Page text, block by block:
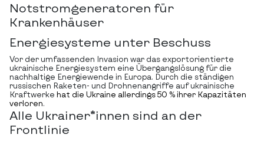
Notstromgeneratoren für
Krankenhäuser
Energiesysteme unter Beschuss
Vor der umfassenden Invasion war das exportorientierte
ukrainische Energiesystem eine Übergangslösung für die
nachhaltige Energiewende in Europa. Durch die ständigen
russischen Raketen- und Drohnenangriffe auf ukrainische
Kraftwerke hat die Ukraine allerdings 50 % ihrer Kapazitäten
verloren.
Alle Ukrainer*innen sind an der
Frontlinie